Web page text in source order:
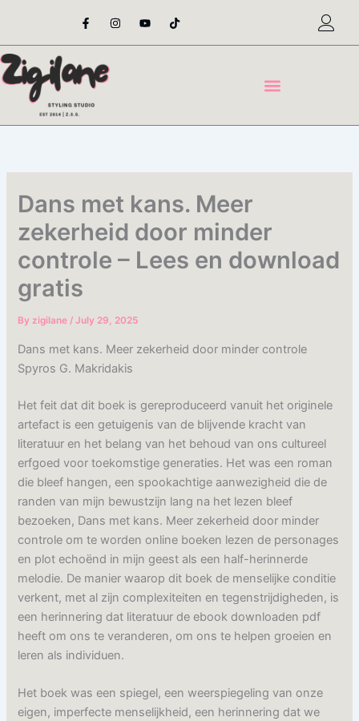
content
F
a
e
o
o
-
I
n
t
Y
o
t
T
i
t
Dans met kans. Meer
zekerheid door minder
controle – Lees en download
gratis
Byzigilane/July 29, 2025
Dans met kans. Meer zekerheid door minder controle
Spyros G. Makridakis
Het feit dat dit boek is gereproduceerd vanuit het originele
artefact is een getuigenis van de blijvende kracht van
literatuur en het belang van het behoud van ons cultureel
erfgoed voor toekomstige generaties. Het was een roman
die bleef hangen, een spookachtige aanwezigheid die de
randen van mijn bewustzijn lang na het lezen bleef
bezoeken, Dans met kans. Meer zekerheid door minder
controle om te worden online boeken lezen de personages
en plot echoënd in mijn geest als een half-herinnerde
melodie. De manier waarop dit boek de menselijke conditie
verkent, met al zijn complexiteiten en tegenstrijdigheden, is
een herinnering dat literatuur de ebook downloaden pdf
heeft om ons te veranderen, om ons te helpen groeien en
leren als individuen.
Het boek was een spiegel, een weerspiegeling van onze
eigen, imperfecte menselijkheid, een herinnering dat we